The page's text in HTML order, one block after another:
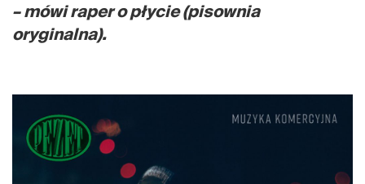
– mówi raper o płycie (pisownia
oryginalna).